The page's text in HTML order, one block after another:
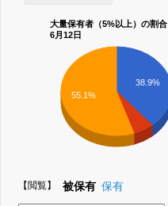
大量保有者（5%以上）の割合
6月12日
38.9%
55.1%
【閲覧】 被保有 保有